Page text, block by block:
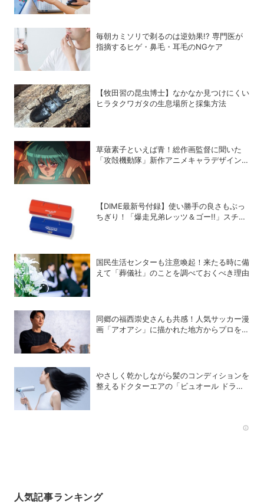
毎朝カミソリで剃るのは逆効果!? 専門医が
指摘するヒゲ・鼻毛・耳毛のNGケア
【牧田習の昆虫博士】なかなか見つけにくい
ヒラタクワガタの生息場所と採集方法
草薙素子といえば青！総作画監督に聞いた
「攻殻機動隊」新作アニメキャラデザインの
【DIME最新号付録】使い勝手の良さもぶっ
ちぎり！「爆走兄弟レッツ＆ゴー!!」スチー
国民生活センターも注意喚起！来たる時に備
えて「葬儀社」のことを調べておくべき理由
同郷の福西崇史さんも共感！人気サッカー漫
画「アオアシ」に描かれた地方からプロを目
やさしく乾かしながら髪のコンディションを
整えるドクターエアの「ビュオール ドライ
人気記事ランキング